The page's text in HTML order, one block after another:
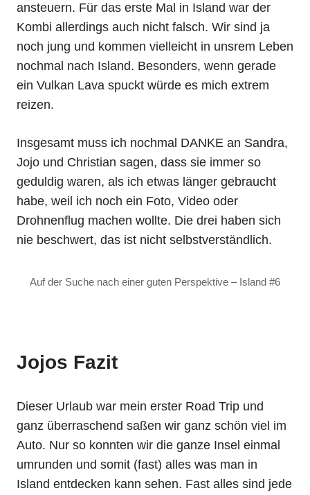
ansteuern. Für das erste Mal in Island war der
Kombi allerdings auch nicht falsch. Wir sind ja
noch jung und kommen vielleicht in unsrem Leben
nochmal nach Island. Besonders, wenn gerade
ein Vulkan Lava spuckt würde es mich extrem
reizen.
Insgesamt muss ich nochmal DANKE an Sandra,
Jojo und Christian sagen, dass sie immer so
geduldig waren, als ich etwas länger gebraucht
habe, weil ich noch ein Foto, Video oder
Drohnenflug machen wollte. Die drei haben sich
nie beschwert, das ist nicht selbstverständlich.
Auf der Suche nach einer guten Perspektive – Island #6
Jojos Fazit
Dieser Urlaub war mein erster Road Trip und
ganz überraschend saßen wir ganz schön viel im
Auto. Nur so konnten wir die ganze Insel einmal
umrunden und somit (fast) alles was man in
Island entdecken kann sehen. Fast alles sind jede